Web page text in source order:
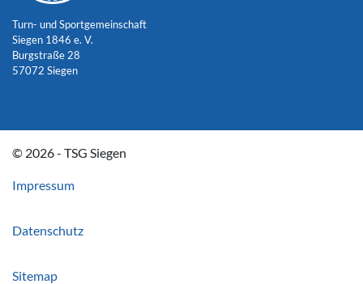
Turn- und Sportgemeinschaft
Siegen 1846 e. V.
Burgstraße 28
57072 Siegen
© 2026 - TSG Siegen
Impressum
Datenschutz
Sitemap